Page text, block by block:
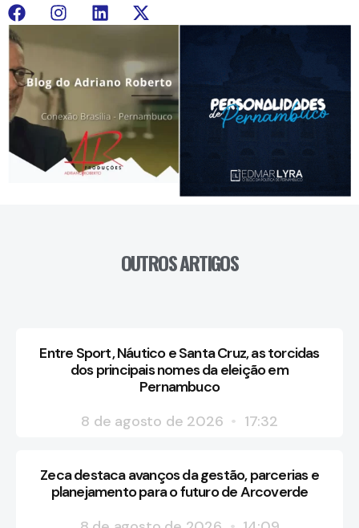
OUTROS ARTIGOS
Entre Sport, Náutico e Santa Cruz, as torcidas
dos principais nomes da eleição em
Pernambuco
8 de agosto de 2026
17:32
Zeca destaca avanços da gestão, parcerias e
planejamento para o futuro de Arcoverde